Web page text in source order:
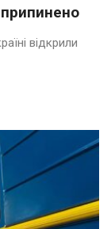
відкрили